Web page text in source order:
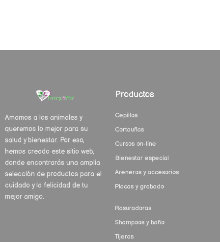
Amamos a los animales y
queremos lo mejor para su
salud y bienestar. Por eso,
hemos creado este sitio web,
donde encontrarás una amplia
selección de productos para el
cuidado y la felicidad de tu
mejor amigo.
Productos
Cepillos
Cortauñas
Cursos on-line
Bienestar especial
Areneros y accesorios
Placas y grabado
Rasuradoras
Shampoos y baño
Tijeras